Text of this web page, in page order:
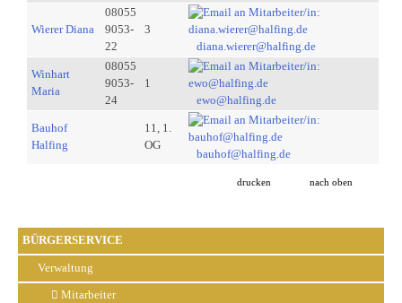
BÜRGERSERVICE
Verwaltung
Mitarbeiter
Wierer Diana
08055
9053-
22
3
diana.wierer@halfing.de
Winhart
Maria
08055
9053-
24
1
ewo@halfing.de
Bauhof
Halfing
11, 1.
OG
bauhof@halfing.de
drucken nach oben